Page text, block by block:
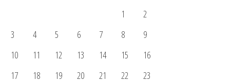
1
2
3
4 5 6 7 8
9
10
11 12 13 14 15
16
17
18 19 20 21 22
23